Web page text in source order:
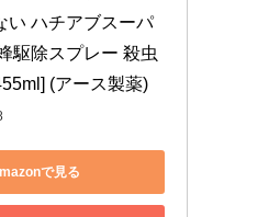
い ハチアブスーパ
駆除スプレー 殺虫
(アース製薬)
で見る